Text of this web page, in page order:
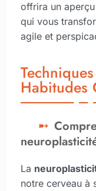
offrira un
qui vous
agile et
Habitudes
La
notre cerveau à